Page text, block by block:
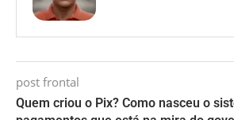
post frontal
Quem criou o Pix? Como nasceu o